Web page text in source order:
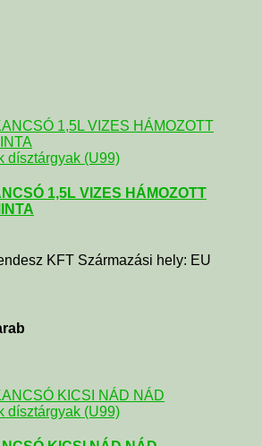
dísztárgyak (U99)
1,5L VIZES HÁMOZOTT
KFT Származási hely: EU
dísztárgyak (U99)